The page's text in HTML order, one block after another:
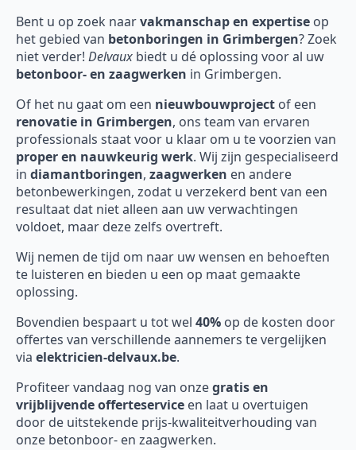
Bent u op zoek naarvakmanschap en expertise op
het gebied van betonboringen in Grimbergen? Zoek
niet verder! Delvaux biedt u dé oplossing voor al uw
betonboor- en zaagwerken in Grimbergen.
Of het nu gaat om een nieuwbouwproject of een
renovatie in Grimbergen, ons team van ervaren
professionals staat voor u klaar om u te voorzien van
proper en nauwkeurig werk. Wij zijn gespecialiseerd
in diamantboringen, zaagwerken en andere
betonbewerkingen, zodat u verzekerd bent van een
resultaat dat niet alleen aan uw verwachtingen
voldoet, maar deze zelfs overtreft.
Wij nemen de tijd om naar uw wensen en behoeften
te luisteren en bieden u een op maat gemaakte
oplossing.
Bovendien bespaart u tot wel 40% op de kosten door
offertes van verschillende aannemers te vergelijken
via elektricien-delvaux.be.
Profiteer vandaag nog van onzegratis en
vrijblijvende offerteservice en laat u overtuigen
door de uitstekende prijs-kwaliteitverhouding van
onze betonboor- en zaagwerken.